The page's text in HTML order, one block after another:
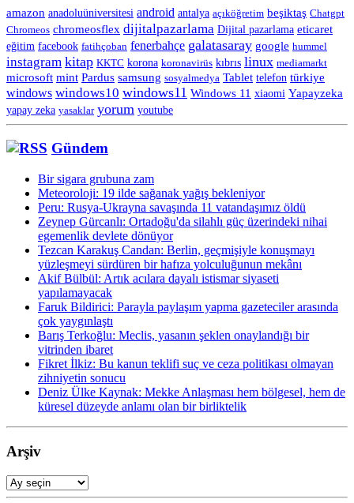
amazon anadoluüniversitesi android antalya açıköğretim beşiktaş Chatgpt
Chromeos chromeosflex dijitalpazarlama Dijital pazarlama eticaret
eğitim facebook fatihçoban fenerbahçe galatasaray google hummel
instagram kitap KKTC korona koronavirüs kıbrıs linux mediamarkt
microsoft mint Pardus samsung sosyalmedya Tablet telefon türkiye
windows windows10 windows11 Windows 11 xiaomi Yapayzeka
yapay zeka yasaklar yorum youtube
Gündem
Bir sigara grubuna zam
Meteoroloji: 19 ilde sağanak yağış bekleniyor
Peru: Rusya-Ukrayna savaşında 11 vatandaşımız öldü
Zeynep Gürcanlı: Ortadoğu'da silahlı güç üzerindeki nihai
egemenlik devlete dönüyor
Tezcan Karakuş Candan: Berlin, geçmişiyle konuşmayı
yüzleşmeyi sürdüren bir hafıza yolculuğunun mekânı
Akif Bülbül: Artık acılara dayalı istismar siyaseti
yapılamayacak
Faruk Bildirici: Parayla paylaşım yapma gazeteciler arasında
çok yaygınlaştı
Barış Terkoğlu: Meclis, yasanın şeklen onaylandığı bir
vitrinden ibaret
Fikret İlkiz: Bu kanun teklifi suç ve ceza politikası olmayan
zihniyetin sonucu
Deniz Ülke Kaynak: Mekke Anlaşması hem bölgesel, hem de
küresel düzeyde an­lamı olan bir birliktelik
Arşiv
Arşiv